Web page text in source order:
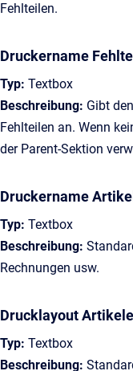
Fehlteilen.
Druckername
Typ: Textbox
Beschreibung: Gibt
Fehlteilen an. Wenn
der Parent-Sektion
Druckername
Typ: Textbox
Beschreibung:
Rechnungen usw.
Drucklayout
Typ: Textbox
Beschreibung: